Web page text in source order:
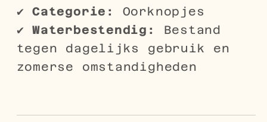
✔Categorie:
Oorknopjes
✔Waterbestendig:
Bestand
tegen dagelijks gebruik en
zomerse omstandigheden